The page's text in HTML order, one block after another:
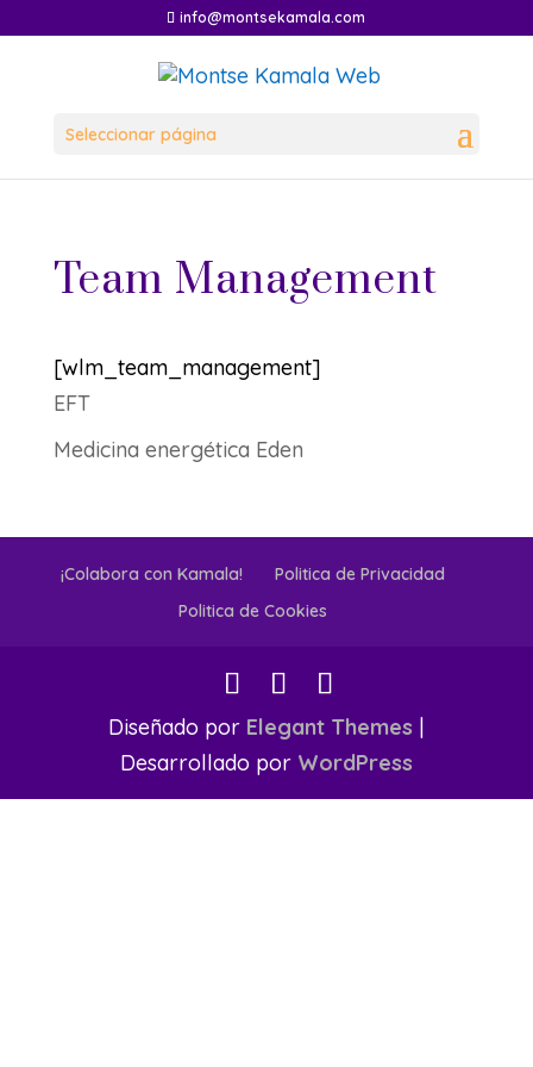
info@montsekamala.com
Seleccionar página
Team Management
[wlm_team_management]
EFT
Medicina energética Eden
¡Colabora con Kamala!
Politica de Privacidad
Politica de Cookies
Diseñado por Elegant Themes |
Desarrollado por WordPress